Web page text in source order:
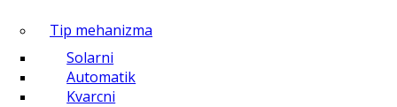
Tip mehanizma
Solarni
Automatik
Kvarcni